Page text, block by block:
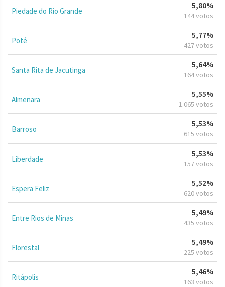
Piedade do Rio Grande
5,80%
144 votos
Poté
5,77%
427 votos
Santa Rita de Jacutinga
5,64%
164 votos
Almenara
5,55%
1.065 votos
Barroso
5,53%
615 votos
Liberdade
5,53%
157 votos
Espera Feliz
5,52%
620 votos
Entre Rios de Minas
5,49%
435 votos
Florestal
5,49%
225 votos
Ritápolis
5,46%
163 votos